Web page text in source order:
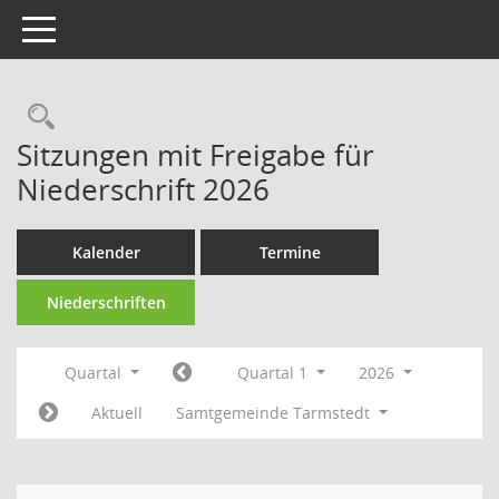
Toggle navigation
Rechercheauswahl
Sitzungen mit Freigabe für
Niederschrift 2026
Kalender Termine
Niederschriften
Quartal Quartal 1
2026
Aktuell
Samtgemeinde Tarmstedt